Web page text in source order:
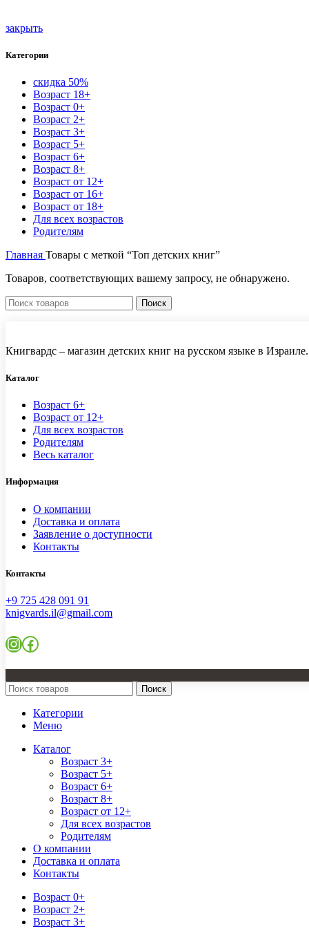
закрыть
Категории
скидка 50%
Возраст 18+
Возраст 0+
Возраст 2+
Возраст 3+
Возраст 5+
Возраст 6+
Возраст 8+
Возраст от 12+
Возраст от 16+
Возраст от 18+
Для всех возрастов
Родителям
Главная Товары с меткой “Топ детских книг”
Товаров, соответствующих вашему запросу, не обнаружено.
Поиск
Книгвардс – магазин детских книг на русском языке в Израиле.
Каталог
Возраст 6+
Возраст от 12+
Для всех возрастов
Родителям
Весь каталог
Информация
О компании
Доставка и оплата
Заявление о доступности
Контакты
Контакты
+9 725 428 091 91
knigvards.il@gmail.com
Instagram
Facebook
Поиск
Категории
Меню
Каталог
Возраст 3+
Возраст 5+
Возраст 6+
Возраст 8+
Возраст от 12+
Для всех возрастов
Родителям
О компании
Доставка и оплата
Контакты
Возраст 0+
Возраст 2+
Возраст 3+